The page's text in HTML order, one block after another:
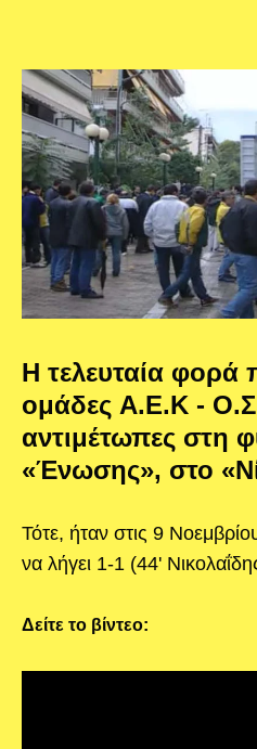
Η τελευταία φορά
ομάδες A.E.K -
αντιμέτωπες στη
«Ένωσης», στο
Τότε, ήταν στις 9
να λήγει 1-1 (44'
Δείτε το βίντεο: